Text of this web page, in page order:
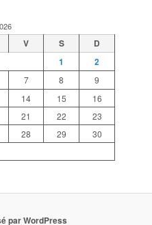
V S
D
1
2
7 8
9
14 15
16
21 22
23
28 29
30
par WordPress